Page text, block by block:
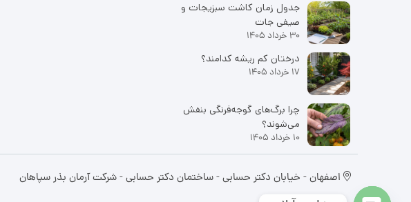
جدول زمان کاشت سبزیجات و
صیفی جات
30 خرداد 1405
درختان کم ریشه کدامند؟
17 خرداد 1405
چرا برگ‌های گوجه‌فرنگی بنفش
می‌شوند؟
10 خرداد 1405
اصفهان - خیابان دکتر حسابی - ساختمان دکتر حسابی - شرکت آرمان بذر سپاهان